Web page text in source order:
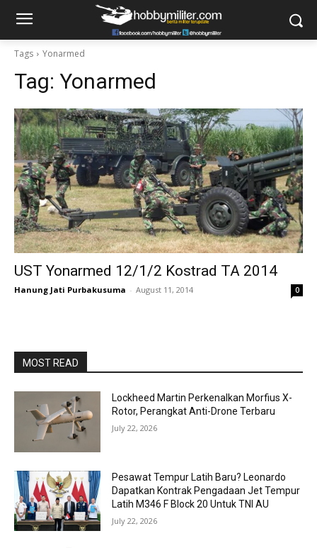
Tags Yonarmed
Tag: Yonarmed
UST Yonarmed 12/1/2 Kostrad TA 2014
Hanung Jati Purbakusuma - August 11, 2014 0
MOST READ
Lockheed Martin Perkenalkan Morfius X-
Rotor, Perangkat Anti-Drone Terbaru
July 22, 2026
Pesawat Tempur Latih Baru? Leonardo
Dapatkan Kontrak Pengadaan Jet Tempur
Latih M346 F Block 20 Untuk TNI AU
July 22, 2026